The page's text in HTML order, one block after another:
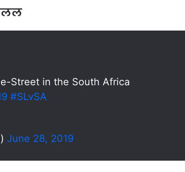
Street in the South Africa
#SLvSA
June 28, 2019